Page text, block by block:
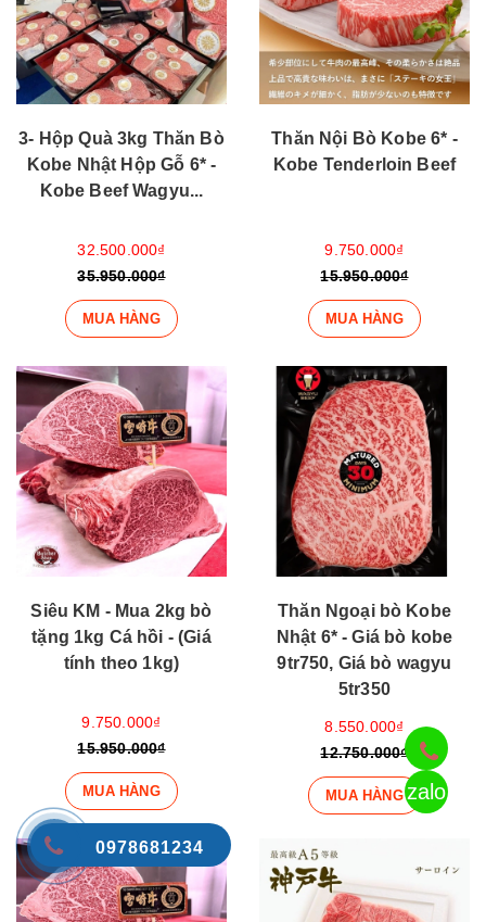
3- Hộp Quà 3kg Thăn Bò
Kobe Nhật Hộp Gỗ 6* -
Kobe Beef Wagyu...
32.500.000₫
35.950.000₫
MUA HÀNG
Thăn Nội Bò Kobe 6* -
Kobe Tenderloin Beef
9.750.000₫
15.950.000₫
MUA HÀNG
Siêu KM - Mua 2kg bò
tặng 1kg Cá hồi - (Giá
tính theo 1kg)
9.750.000₫
15.950.000₫
MUA HÀNG
Thăn Ngoại bò Kobe
Nhật 6* - Giá bò kobe
9tr750, Giá bò wagyu
5tr350
8.550.000₫
12.750.000₫
MUA HÀNGzalo
0978681234